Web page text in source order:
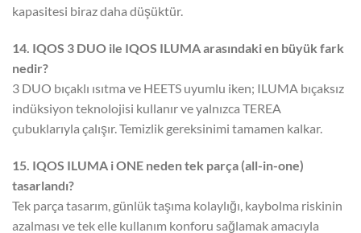
kapasitesi biraz daha düşüktür.
14. IQOS 3 DUO ile IQOS ILUMA arasındaki en büyük fark
nedir?
3 DUO bıçaklı ısıtma ve HEETS uyumlu iken; ILUMA bıçaksız
indüksiyon teknolojisi kullanır ve yalnızca TEREA
çubuklarıyla çalışır. Temizlik gereksinimi tamamen kalkar.
15. IQOS ILUMA i ONE neden tek parça (all-in-one)
tasarlandı?
Tek parça tasarım, günlük taşıma kolaylığı, kaybolma riskinin
azalması ve tek elle kullanım konforu sağlamak amacıyla